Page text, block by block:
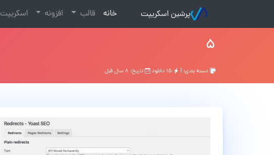
پرشین اسکریپت خانه
(current) قالب افزونه اسکریپت
۵
دسته بندی: | تاریخ: ۸ سال قبل